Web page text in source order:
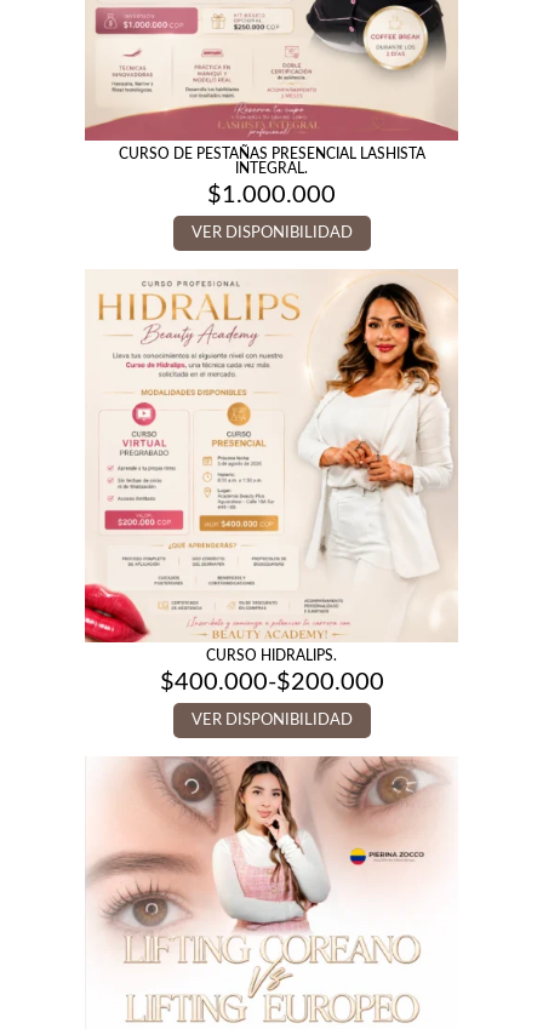
CURSO DE PESTAÑAS PRESENCIAL LASHISTA
INTEGRAL.
$1.000.000
VER DISPONIBILIDAD
CURSO HIDRALIPS.
$200.000
-
$400.000
Rango
de
precios:
desde
$200.000
hasta
$400.000
VER DISPONIBILIDAD